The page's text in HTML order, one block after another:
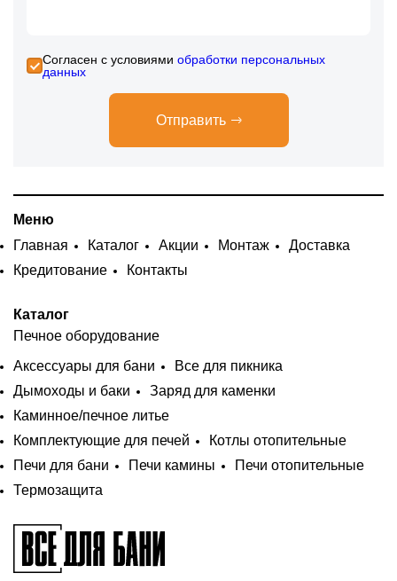
Cогласен с условиями обработки персональных
данных
Отправить
Меню
Главная
Каталог Акции Монтаж
Доставка
Кредитование
Контакты
Каталог
Печное оборудование
Аксессуары для бани
Все для пикника
Дымоходы и баки
Заряд для каменки
Каминное/печное литье
Комплектующие для печей
Котлы отопительные
Печи для бани
Печи камины
Печи отопительные
Термозащита